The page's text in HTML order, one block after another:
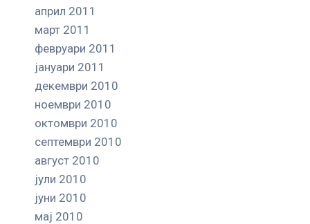
април 2011
март 2011
февруари 2011
јануари 2011
декември 2010
ноември 2010
октомври 2010
септември 2010
август 2010
јули 2010
јуни 2010
мај 2010